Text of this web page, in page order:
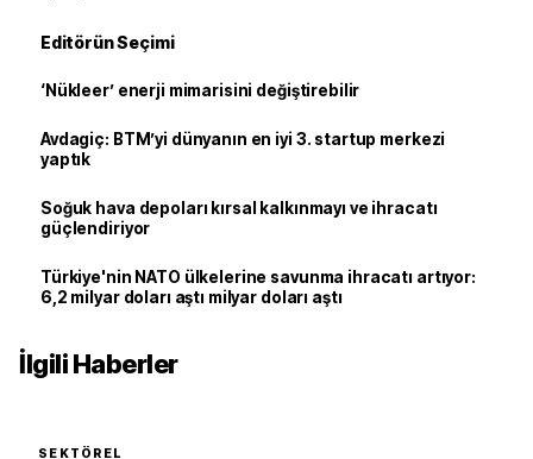
Editörün Seçimi
‘Nükleer’ enerji mimarisini değiştirebilir
Avdagiç: BTM’yi dünyanın en iyi 3. startup merkezi
yaptık
Soğuk hava depoları kırsal kalkınmayı ve ihracatı
güçlendiriyor
Türkiye'nin NATO ülkelerine savunma ihracatı artıyor:
6,2 milyar doları aştı milyar doları aştı
İlgili Haberler
SEKTÖREL